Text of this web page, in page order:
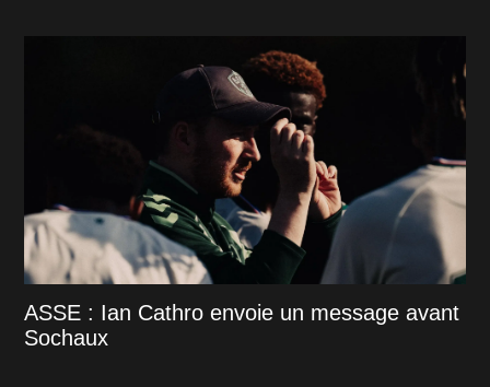
ASSE : Ian Cathro envoie un message avant
Sochaux